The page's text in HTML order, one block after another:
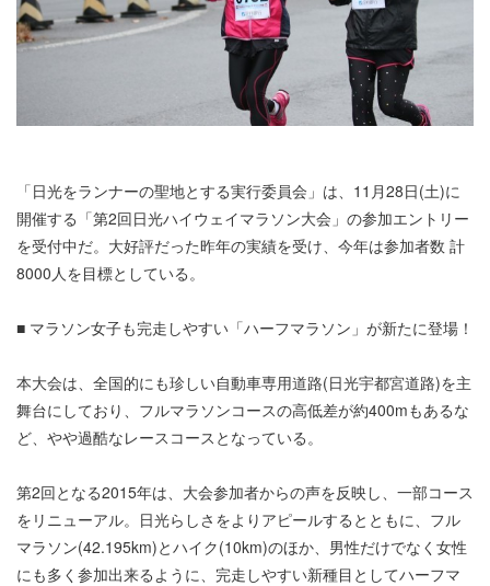
「日光をランナーの聖地とする実行委員会」は、11月28日(土)に
開催する「第2回日光ハイウェイマラソン大会」の参加エントリー
を受付中だ。大好評だった昨年の実績を受け、今年は参加者数 計
8000人を目標としている。
■ マラソン女子も完走しやすい「ハーフマラソン」が新たに登場！
本大会は、全国的にも珍しい自動車専用道路(日光宇都宮道路)を主
舞台にしており、フルマラソンコースの高低差が約400mもあるな
ど、やや過酷なレースコースとなっている。
第2回となる2015年は、大会参加者からの声を反映し、一部コース
をリニューアル。日光らしさをよりアピールするとともに、フル
マラソン(42.195km)とハイク(10km)のほか、男性だけでなく女性
にも多く参加出来るように、完走しやすい新種目としてハーフマ